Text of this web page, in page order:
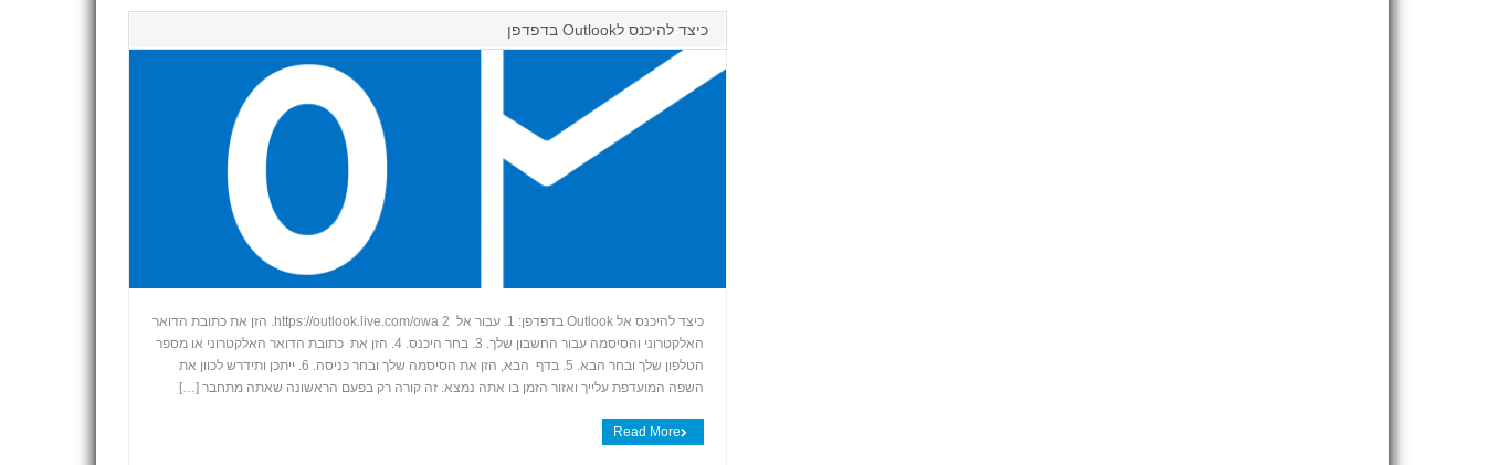
כיצד להיכנס לOutlook בדפדפן
+
כיצד להיכנס אל Outlook בדפדפן: 1. עבור אל https://outlook.live.com/owa 2. הזן את כתובת הדואר
האלקטרוני והסיסמה עבור החשבון שלך. 3. בחר היכנס. 4. הזן את כתובת הדואר האלקטרוני או מספר
הטלפון שלך ובחר הבא. 5. בדף הבא, הזן את הסיסמה שלך ובחר כניסה. 6. ייתכן ותידרש לכוון את
השפה המועדפת עלייך ואזור הזמן בו אתה נמצא. זה קורה רק בפעם הראשונה שאתה מתחבר […]
Read More